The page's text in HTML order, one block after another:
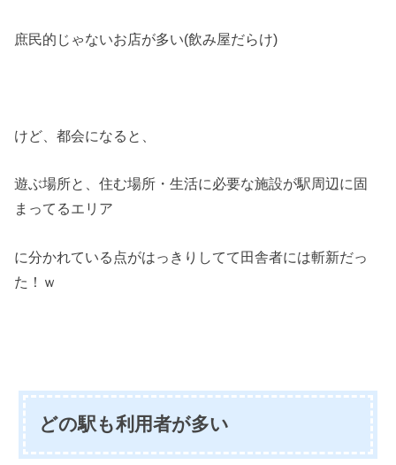
庶民的じゃないお店が多い(飲み屋だらけ)
けど、都会になると、
遊ぶ場所と、住む場所・生活に必要な施設が駅周辺に固
まってるエリア
に分かれている点がはっきりしてて田舎者には斬新だっ
た！ｗ
どの駅も利用者が多い